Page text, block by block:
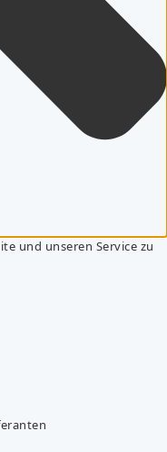
und unseren Service zu